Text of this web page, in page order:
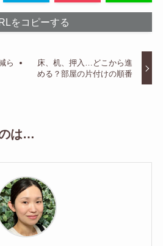
をコピーする
ら
床、机、押入…どこから進
める？部屋の片付けの順番
は…